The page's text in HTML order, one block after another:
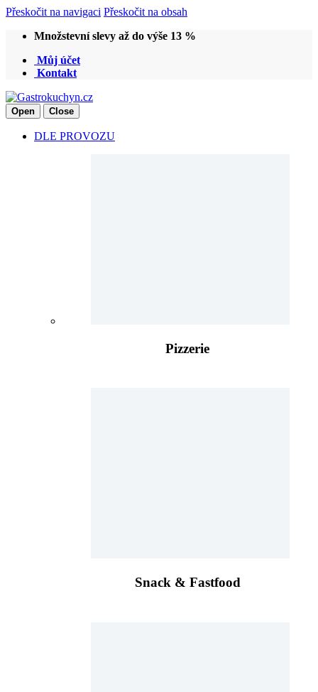
Přeskočit na navigaci Přeskočit na obsah
Množstevní slevy až do výše 13 %
Můj účet
Kontakt
Open Close
DLE PROVOZU
Pizzerie
Snack & Fastfood